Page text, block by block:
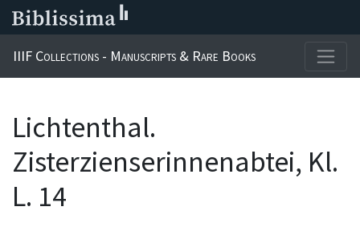
IIIF Collections - Manuscripts & Rare Books
Lichtenthal.
Zisterzienserinnenabtei, Kl.
L. 14